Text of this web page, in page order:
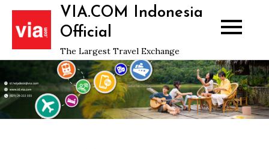
Skip
content
VIA.COM Indonesia
Official
The Largest Travel Exchange